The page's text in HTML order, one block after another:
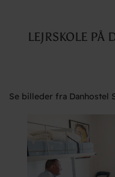
Brug for hjælp? Ring+45
LEJRSKOLE PÅ
Se billeder fra Danhostel